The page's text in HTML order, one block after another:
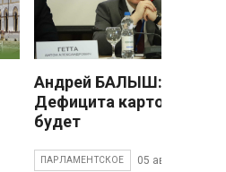
Андрей БАЛЫШ:
Дефицита картофеля не
будет
ПАРЛАМЕНТСКОЕ 05 августа 2026